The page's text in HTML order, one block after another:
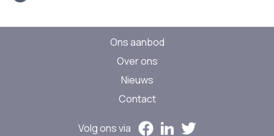
Ons aanbod
Over ons
Nieuws
Contact
Volg ons via